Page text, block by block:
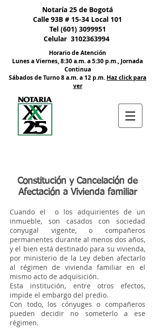
Notaría 25 de Bogotá
Calle 93B # 15-34 Local 101
Tel (601) 3099951
Celular 3102363994
Horario de Atención
Lunes a Viernes, 8:30 a.m. a 5:30 p.m., Jornada
Continua
​Sábados de Turno 8 a.m. a 12 p.m. Haz click para
ver
Constitución y Cancelación de
Afectación a Vivienda familiar
Cuando el o los adquirientes de un
inmueble, son casados con sociedad
conyugal vigente, o compañeros
permanentes durante al menos dos años,
y el bien está destinado para su vivienda,
por ministerio de la Ley deben afectarlo
al régimen de vivienda familiar en el
mismo acto de adquisición.
Esta institución, entre otros efectos,
impide el embargo del predio.
Con todo, los cónyuges o compañeros
pueden decidir no someterlo a ese
régimen.